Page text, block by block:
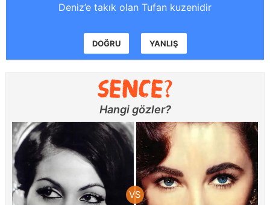
Deniz’e takık olan Tufan kuzenidir
DOĞRU YANLIŞ
Hangi gözler?